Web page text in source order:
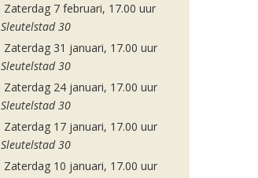
Zaterdag 7 februari, 17.00 uur
Sleutelstad 30
Zaterdag 31 januari, 17.00 uur
Sleutelstad 30
Zaterdag 24 januari, 17.00 uur
Sleutelstad 30
Zaterdag 17 januari, 17.00 uur
Sleutelstad 30
Zaterdag 10 januari, 17.00 uur